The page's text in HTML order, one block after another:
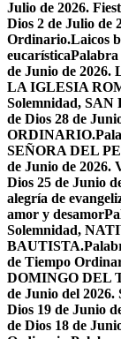
Julio de 2026.
Dios 2 de Julio de
Ordinario.Laicos
eucarísticaPalabra
de Junio de
LA IGLESIA
Solemnidad, SAN
de Dios 28 de
ORDINARIO.
SEÑORA DEL
de Junio de 2026.
Dios 25 de Junio
alegría de
amor y desamor
Solemnidad,
BAUTISTA.
de Tiempo
DOMINGO DEL
de Junio del
Dios 19 de Junio
de Dios 18 de